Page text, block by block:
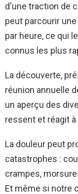
d'une traction de
peut parcourir
par heure, ce qui
connus les plus
La découverte,
réunion annuelle
un aperçu des
ressent et réagit
La douleur peut
catastrophes :
crampes,
Et même si notre